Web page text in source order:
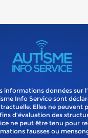
informations données sur
Info Service sont
Elles ne peuvent
d’évaluation des
ne peut être tenu pour
fausses ou